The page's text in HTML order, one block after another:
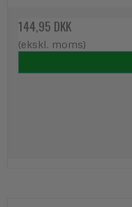
144,95 DKK
(ekskl. moms)